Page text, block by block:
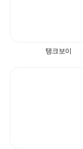
탱크보이